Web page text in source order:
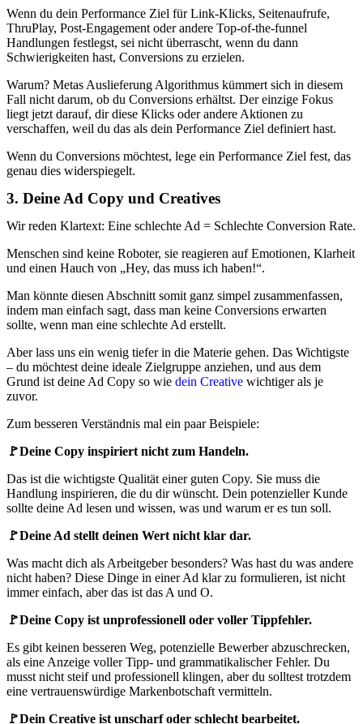
Wenn du dein Performance Ziel für Link-Klicks, Seitenaufrufe,
ThruPlay, Post-Engagement oder andere Top-of-the-funnel
Handlungen festlegst, sei nicht überrascht, wenn du dann
Schwierigkeiten hast, Conversions zu erzielen.
Warum? Metas Auslieferung Algorithmus kümmert sich in diesem
Fall nicht darum, ob du Conversions erhältst. Der einzige Fokus
liegt jetzt darauf, dir diese Klicks oder andere Aktionen zu
verschaffen, weil du das als dein Performance Ziel definiert hast.
Wenn du Conversions möchtest, lege ein Performance Ziel fest, das
genau dies widerspiegelt.
3. Deine Ad Copy und Creatives
Wir reden Klartext: Eine schlechte Ad = Schlechte Conversion Rate.
Menschen sind keine Roboter, sie reagieren auf Emotionen, Klarheit
und einen Hauch von „Hey, das muss ich haben!“.
Man könnte diesen Abschnitt somit ganz simpel zusammenfassen,
indem man einfach sagt, dass man keine Conversions erwarten
sollte, wenn man eine schlechte Ad erstellt.
Aber lass uns ein wenig tiefer in die Materie gehen. Das Wichtigste
– du möchtest deine ideale Zielgruppe anziehen, und aus dem
Grund ist deine Ad Copy so wie dein Creative wichtiger als je
zuvor.
Zum besseren Verständnis mal ein paar Beispiele:
🚩Deine Copy inspiriert nicht zum Handeln.
Das ist die wichtigste Qualität einer guten Copy. Sie muss die
Handlung inspirieren, die du dir wünscht. Dein potenzieller Kunde
sollte deine Ad lesen und wissen, was und warum er es tun soll.
🚩Deine Ad stellt deinen Wert nicht klar dar.
Was macht dich als Arbeitgeber besonders? Was hast du was andere
nicht haben? Diese Dinge in einer Ad klar zu formulieren, ist nicht
immer einfach, aber das ist das A und O.
🚩Deine Copy ist unprofessionell oder voller Tippfehler.
Es gibt keinen besseren Weg, potenzielle Bewerber abzuschrecken,
als eine Anzeige voller Tipp- und grammatikalischer Fehler. Du
musst nicht steif und professionell klingen, aber du solltest trotzdem
eine vertrauenswürdige Markenbotschaft vermitteln.
🚩Dein Creative ist unscharf oder schlecht bearbeitet.